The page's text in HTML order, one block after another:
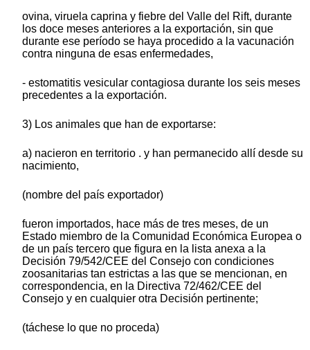
ovina, viruela caprina y fiebre del Valle del Rift, durante
los doce meses anteriores a la exportación, sin que
durante ese período se haya procedido a la vacunación
contra ninguna de esas enfermedades,
- estomatitis vesicular contagiosa durante los seis meses
precedentes a la exportación.
3) Los animales que han de exportarse:
a) nacieron en territorio . y han permanecido allí desde su
nacimiento,
(nombre del país exportador)
fueron importados, hace más de tres meses, de un
Estado miembro de la Comunidad Económica Europea o
de un país tercero que figura en la lista anexa a la
Decisión 79/542/CEE del Consejo con condiciones
zoosanitarias tan estrictas a las que se mencionan, en
correspondencia, en la Directiva 72/462/CEE del
Consejo y en cualquier otra Decisión pertinente;
(táchese lo que no proceda)